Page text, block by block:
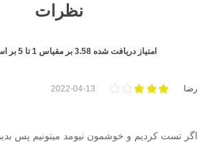
نظرات
امتیاز دریافت شده 3.58 بر مقیاس 1تا 5 بر
رضا 2022-04-13
اگر تست کردیم و خوشمون نیومد میتونیم پس